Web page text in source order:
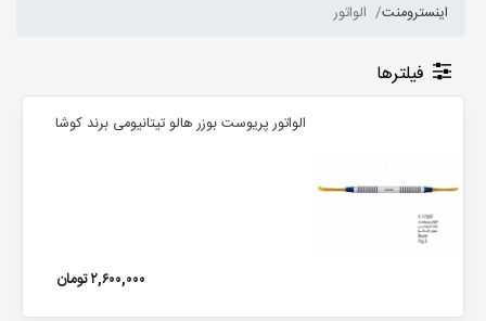
اینسترومنت الواتور
فیلترها
الواتور پریوست بوزر هالو تیتانیومی برند کوشا
۲,۶۰۰,۰۰۰ تومان